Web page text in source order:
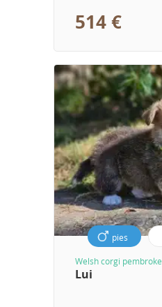
514 €
pies
Welsh corgi pembroke
Lui